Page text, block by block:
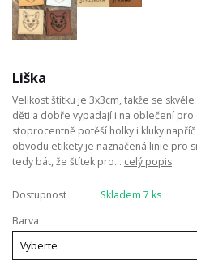
Liška
Velikost štítku je 3x3cm, takže se
děti a dobře vypadají i na oblečení
stoprocentně potěší holky i kluky
obvodu etikety je naznačená linie pro
tedy bát, že štítek pro... celý popis
Dostupnost
Skladem 7 ks
Barva